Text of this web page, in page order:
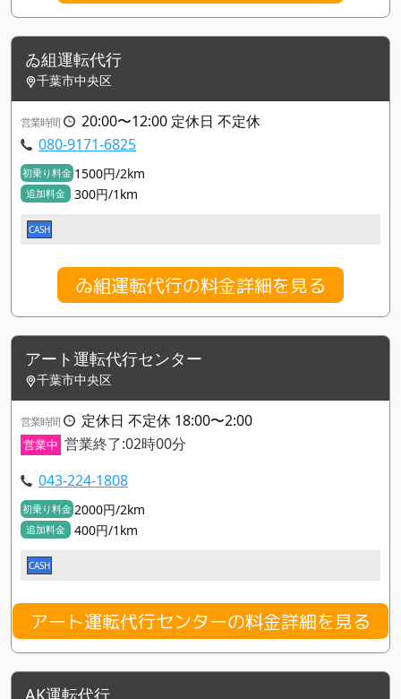
ゐ組運転代行
千葉市中央区
営業時間
20:00〜12:00 定休日 不定休
080-9171-6825
初乗り料金 1500円/2km
追加料金 300円/1km
CASH
ゐ組運転代行の料金詳細を見る
アート運転代行センター
千葉市中央区
営業時間 定休日 不定休 18:00〜2:00
営業中 営業終了:02時00分
043-224-1808
初乗り料金 2000円/2km
追加料金 400円/1km
CASH
アート運転代行センターの料金詳細を見る
AK運転代行